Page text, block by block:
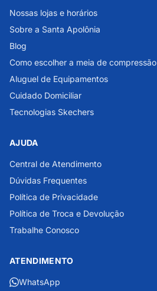
Nossas lojas e horários
Sobre a Santa Apolônia
Blog
Como escolher a meia de compressão
Aluguel de Equipamentos
Cuidado Domiciliar
Tecnologias Skechers
AJUDA
Central de Atendimento
Dúvidas Frequentes
Política de Privacidade
Política de Troca e Devolução
Trabalhe Conosco
ATENDIMENTO
WhatsApp